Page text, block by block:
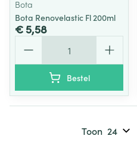
Bota
Bota Renovelastic Fl 200ml
€ 5,58
Bestel
Toon